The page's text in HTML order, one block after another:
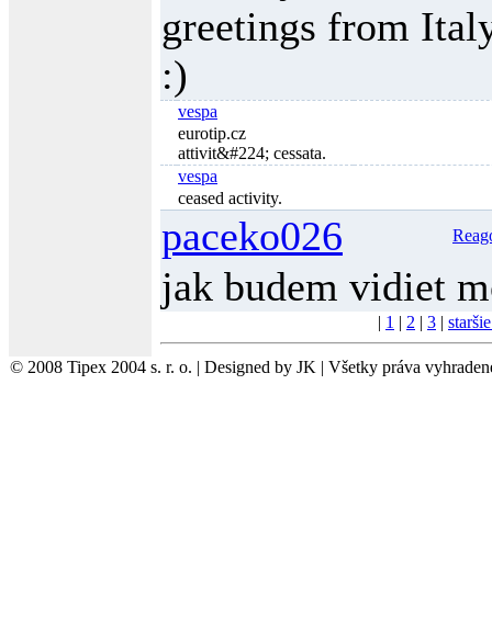
greetings from
:)
vespa
eurotip.cz
attivit&#224; cessata.
vespa
ceased activity.
paceko026
jak budem vidiet
| 1 | 2 | 3 |
© 2008 Tipex 2004 s. r. o. | Designed by JK | Všetky práva